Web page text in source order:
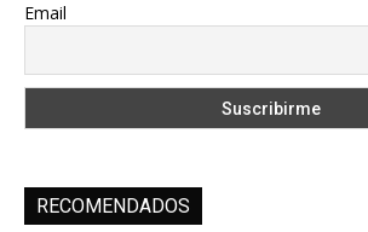
Email
RECOMENDADOS